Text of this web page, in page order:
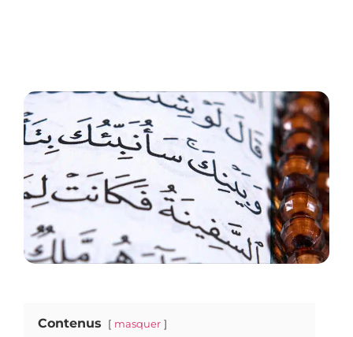
Contenus masquer